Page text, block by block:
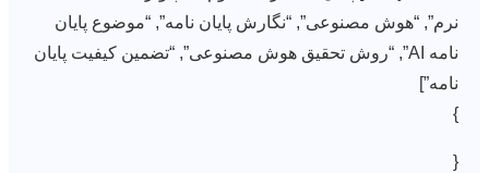
نرم”, “هوش مصنوعی”, “نگارش پایان نامه”, “موضوع پایان
نامه AI”, “روش تحقیق هوش مصنوعی”, “تضمین کیفیت پایان
نامه”]
}
{